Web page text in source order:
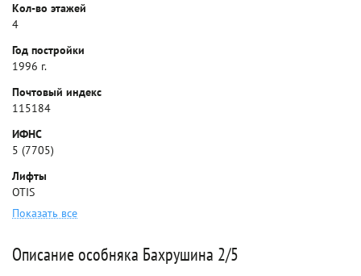
Кол-во этажей
4
Год постройки
1996 г.
Почтовый индекс
115184
ИФНС
5 (7705)
Лифты
OTIS
Показать все
Описание особняка Бахрушина 2/5